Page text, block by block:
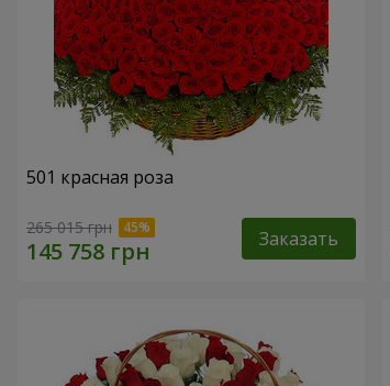
501 красная роза
265 015 грн Заказать